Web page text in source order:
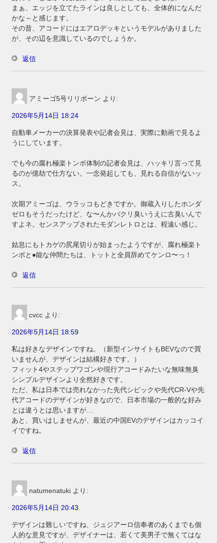
まぁ、エッジを立てたラインは良しとしても、全体的になんだ
かな～と感じます。
その昔、アコードにはエアロデッキというモデルがありました
が、その辺を意識しているのでしょうか。
返信
アミーゴ5号リリボーン より:
2026年5月14日 18:24
自動車メーカーの決算発表や記者会見は、実際に動画で見るよ
うにしています。
でも今の腐れ極楽トンボ体制の記者会見は、ハッキリ言って見
るのが億劫で仕方ない。一念発起しても、見れる自信がないッ
ス。
次期アミーゴは、ウラッコもどきですか。御蔵入りしたホンダ
ゼロもそうだったけど、な〜んかパクリ臭いうえに古臭いんで
すよネ。センスアップされたモダンレトロとは、程遠い感じ。
姑息にもトカゲの尻尾切りが始まったようですが、腐れ極楽ト
ンボと●能な仲間たちは、トットと全員辞めてケンロ〜っ！
返信
cvcc より:
2026年5月14日 18:59
私は好きなデザインですね。（新型インサイトもBEVなので買
いませんが、デザインは結構好きです。）
フィット4やステップワゴンや現行アコードみたいな無味無臭
シンプルデザインより全然好きです。
ただ、私は日本では売れなかった先代シビックや先代CR-Vや先
代アコードのデザインが好きなので、日本市場の一般的な好み
とは違うとは思いますが…
あと、買いはしませんが、最近の中国EVのデザインはカッコイ
イですね。
返信
natumenatuki より:
2026年5月14日 20:43
デザインは難しいですね、ジュジアーロ信奉者のあくまでも個
人的な意見ですが、デザイナーは、若くて美男子で無くてはな